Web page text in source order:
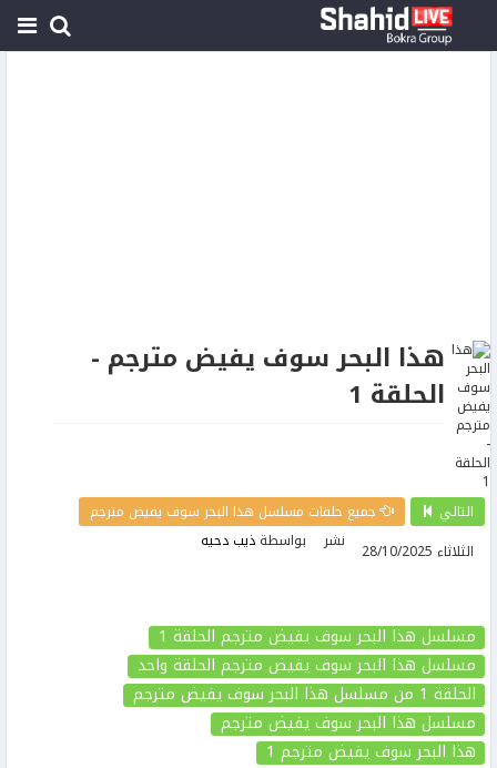
هذا البحر سوف يفيض مترجم -
الحلقة 1
التالي
جميع حلقات مسلسل هذا البحر سوف يفيض مترجم
نشر
الثلاثاء 28/10/2025 بواسطة ذيب دحيه
مسلسل هذا البحر سوف يفيض مترجم الحلقة 1
مسلسل هذا البحر سوف يفيض مترجم الحلقة واحد
الحلقة 1
من مسلسل هذا البحر سوف يفيض مترجم
مسلسل هذا البحر سوف يفيض مترجم
هذا البحر سوف يفيض مترجم 1